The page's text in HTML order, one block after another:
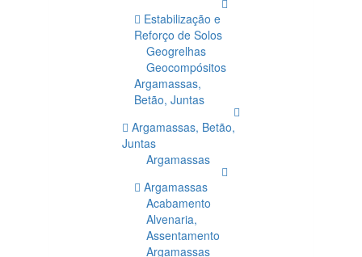
Estabilização e
Reforço de Solos
Geogrelhas
Geocompósitos
Argamassas,
Betão, Juntas
Argamassas, Betão,
Juntas
Argamassas
Argamassas
Acabamento
Alvenaria,
Assentamento
Argamassas